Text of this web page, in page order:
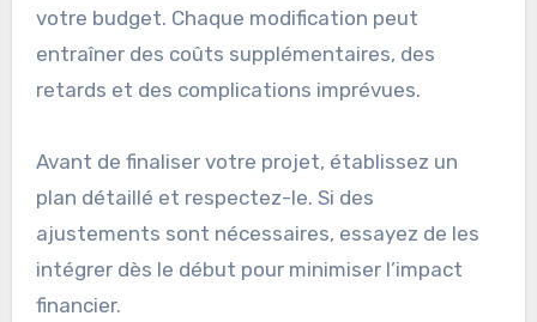
votre budget. Chaque modification peut
entraîner des coûts supplémentaires, des
retards et des complications imprévues.
Avant de finaliser votre projet, établissez un
plan détaillé et respectez-le. Si des
ajustements sont nécessaires, essayez de les
intégrer dès le début pour minimiser l’impact
financier.